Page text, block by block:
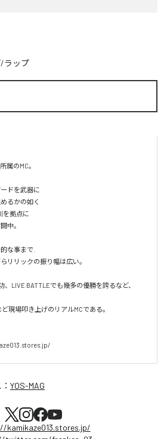
ラップ
属のMC。
ドを武器に
るかの如く
を拠点に
中。
な事まで.
リリックの振り幅は広い。
LIVE BATTLEでも幾多の優勝を誇るなど、
現場叩き上げのリアルMCである。
YOS-MAG
kamikaze013.stores.jp/